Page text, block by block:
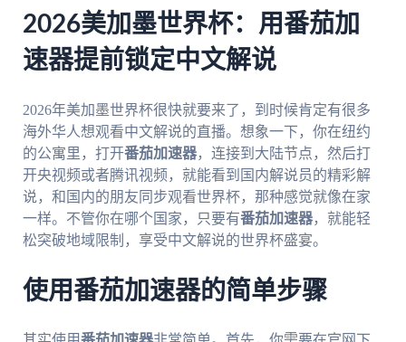
2026美加墨世界杯：用番茄加
速器提前锁定中文解说
2026年美加墨世界杯很快就要来了，到时候肯定有很多
海外华人想观看中文解说的直播。想象一下，你在纽约
的公寓里，打开番茄加速器，连接到大陆节点，然后打
开央视频或者腾讯视频，就能看到国内解说员的精彩解
说，和国内的朋友同步观看世界杯，那种感觉就像在家
一样。不管你在哪个国家，只要有番茄加速器，就能轻
松突破地域限制，享受中文解说的世界杯盛宴。
使用番茄加速器的简单步骤